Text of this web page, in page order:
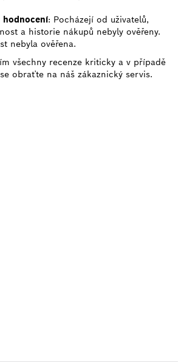
hodnocení: Pocházejí od uživatelů,
a historie nákupů nebyly ověřeny.
nebyla ověřena.
všechny recenze kriticky a v případě
obraťte na náš zákaznický servis.